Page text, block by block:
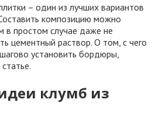
– один из лучших вариантов
композицию можно
в простом случае даже не
цементный раствор. О том, с чего
установить бордюры,
клумб из